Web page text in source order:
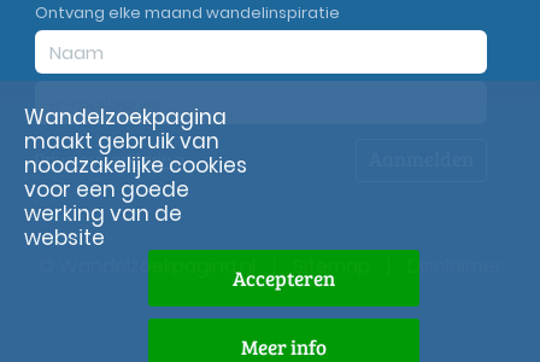
Ontvang elke maand wandelinspiratie
Privacyverklaring
© Wandelzoekpagina.nl
Wandelzoekpagina
maakt gebruik van
noodzakelijke cookies
voor een goede
werking van de
website
Accepteren
Meer info